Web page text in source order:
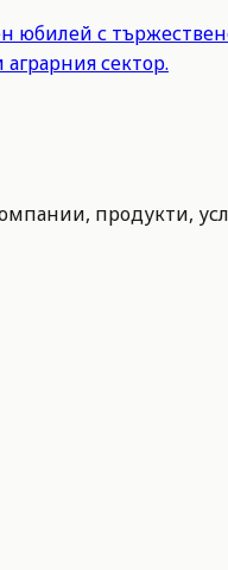
юбилей с
сектор.
продукти,